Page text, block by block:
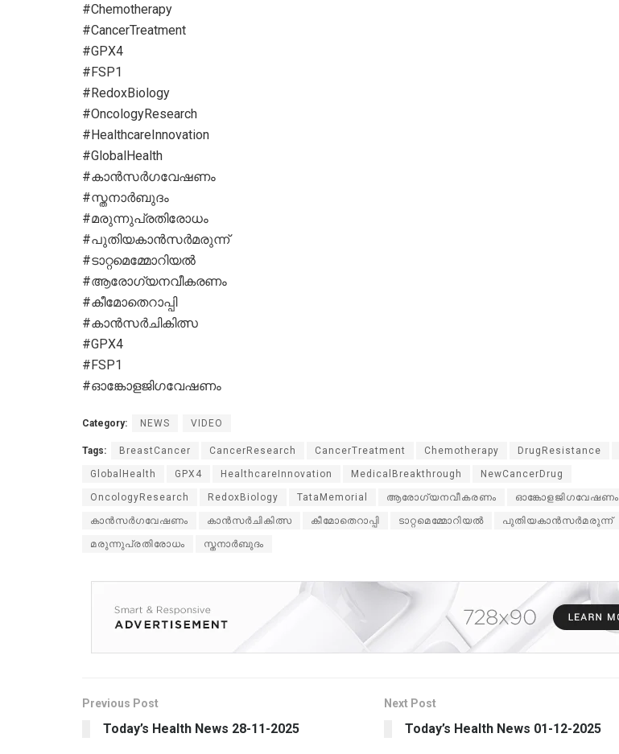
#Chemotherapy
#CancerTreatment
#GPX4
#FSP1
#RedoxBiology
#OncologyResearch
#HealthcareInnovation
#GlobalHealth
#കാൻസർഗവേഷണം
#സ്തനാർബുദം
#മരുന്നുപ്രതിരോധം
#പുതിയകാൻസർമരുന്ന്
#ടാറ്റമെമ്മോറിയൽ
#ആരോഗ്യനവീകരണം
#കീമോതെറാപ്പി
#കാൻസർചികിത്സ
#GPX4
#FSP1
#ഓങ്കോളജിഗവേഷണം
Category: NEWS VIDEO
Tags: BreastCancer CancerResearch CancerTreatment Chemotherapy DrugResistance
GlobalHealth GPX4 HealthcareInnovation MedicalBreakthrough NewCancerDrug
OncologyResearch RedoxBiology TataMemorial ആരോഗ്യനവീകരണം ഓങ്കോളജിഗവേഷണം
കാൻസർഗവേഷണം കാൻസർചികിത്സ കീമോതെറാപ്പി ടാറ്റമെമ്മോറിയൽ പുതിയകാൻസർമരുന്ന്
മരുന്നുപ്രതിരോധം സ്തനാർബുദം
Previous Post
Today’s Health News 28-11-2025
Next Post
Today’s Health News 01-12-2025